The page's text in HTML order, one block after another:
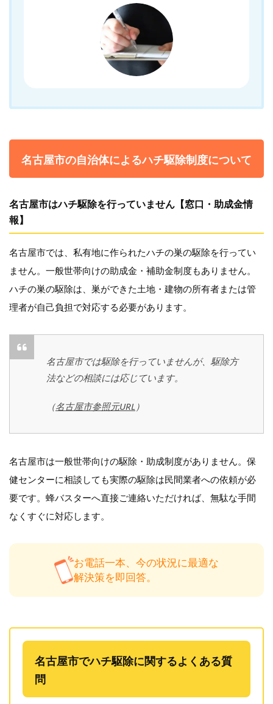
名古屋市の自治体によるハチ駆除制度について
名古屋市はハチ駆除を行っていません【窓口・助成金情
報】
名古屋市では、私有地に作られたハチの巣の駆除を行ってい
ません。一般世帯向けの助成金・補助金制度もありません。
ハチの巣の駆除は、巣ができた土地・建物の所有者または管
理者が自己負担で対応する必要があります。
名古屋市では駆除を行っていませんが、駆除方
法などの相談には応じています。
（名古屋市参照元URL）
名古屋市は一般世帯向けの駆除・助成制度がありません。保
健センターに相談しても実際の駆除は民間業者への依頼が必
要です。蜂バスターへ直接ご連絡いただければ、無駄な手間
なくすぐに対応します。
お電話一本、今の状況に最適な
解決策を即回答。
名古屋市でハチ駆除に関するよくある質
問